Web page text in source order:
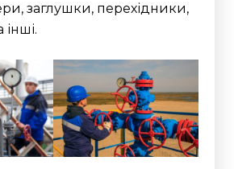
заглушки, перехідники,
інші.